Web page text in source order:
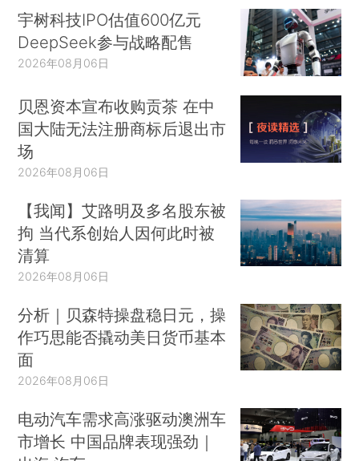
宇树科技IPO估值600亿元
DeepSeek参与战略配售
2026年08月06日
贝恩资本宣布收购贡茶 在中
国大陆无法注册商标后退出市
场
2026年08月06日
【我闻】艾路明及多名股东被
拘 当代系创始人因何此时被
清算
2026年08月06日
分析｜贝森特操盘稳日元，操
作巧思能否撬动美日货币基本
面
2026年08月06日
电动汽车需求高涨驱动澳洲车
市增长 中国品牌表现强劲｜